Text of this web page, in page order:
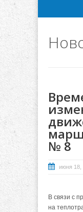
№ 8
июня 18,
В связи с
на